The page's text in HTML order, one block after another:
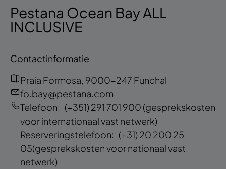
Pestana Ocean Bay ALL
INCLUSIVE
Contactinformatie
Praia Formosa, 9000-247 Funchal
fo.bay@pestana.com
Telefoon: (+351) 291 701 900 (gesprekskosten
voor internationaal vast netwerk)
Reserveringstelefoon: (+31) 20 200 25
05(gesprekskosten voor nationaal vast
netwerk)